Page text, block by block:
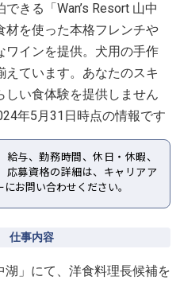
きる「Wan’s Resort 山中
材を使った本格フレンチや
ワインを提供。犬用の手作
えています。あなたのスキ
しい食体験を提供しません
年5月31日時点の情報です
給与、勤務時間、休日・休暇、
応募資格の詳細は、キャリアア
にお問い合わせください。
仕事内容
湖」にて、洋食料理長候補を